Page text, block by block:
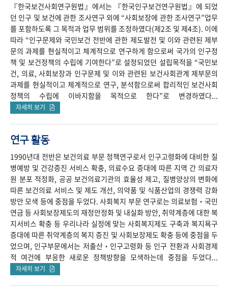
『한국보건사회연구원법』에서는 『한국인구보건연구원법』에 되었
던 인구 및 보건에 관한 조사연구 외에 “사회보장에 관한 조사연구”업무
를 포함하도록 그 목적과 업무 범위를 조정하였다(제2조 및 제4조). 이에
따라 “인구문제와 국민보건 전반에 관한 제도발전 및 이와 관련된 제부
문의 과제를 현실적이고 체계적으로 연구하게 함으로써 국가의 인구정
책 및 보건정책의 수립에 기여한다”로 설정되었던 설립목적을 “국민보
건, 의료, 사회보장과 인구문제 및 이와 관련된 보건사회관계 제부문의
과제를 현실적이고 체계적으로 연구, 분석함으로써 합리적인 보건사회
정책의 수립에 이바지함을 목적으로 한다”로 변경하였다...
자세히 보기
연구 활동
1990년대 전반은 보건의료 부문 정책연구로서 인구고령화에 대비한 질
병예방 및 건강증진 서비스 확충, 의료수요 증대에 따른 지역 간 의료자
원 분포 적정화, 공공 보건의료기관의 효율성 제고, 질병양상의 변화에
따른 보건의료 서비스 및 제도 개선, 의약품 및 식품산업의 경쟁력 강화
방안 모색 등에 중점을 두었다. 사회복지 부문 연구로는 의료보험‧국민
연금 등 사회보장제도의 재정안정화 및 내실화 방안, 취약계층에 대한 복
지서비스 확충 등 우리나라 실정에 맞는 사회복지제도 구축과 복지욕구
증대에 따른 취약계층의 복지 증진 및 사회보장제도 확충 등에 중점을 두
었으며, 인구부문에서는 저출산‧인구고령화 등 인구 전환과 사회경제
적 여건에 부응한 새로운 정책방향을 모색하는데 중점을 두었다...
자세히 보기